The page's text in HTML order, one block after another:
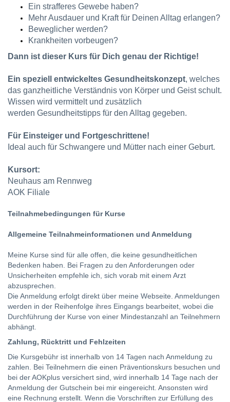
Ein strafferes Gewebe haben?
Mehr Ausdauer und Kraft für Deinen Alltag erlangen?
Beweglicher werden?
Krankheiten vorbeugen?
Dann ist dieser Kurs für Dich genau der Richtige!
Ein speziell entwickeltes Gesundheitskonzept, welches
das ganzheitliche Verständnis von Körper und Geist schult.
Wissen wird vermittelt und zusätzlich
werden Gesundheitstipps für den Alltag gegeben.
Für Einsteiger und Fortgeschrittene!
Ideal auch für Schwangere und Mütter nach einer Geburt.
Kursort:
Neuhaus am Rennweg
AOK Filiale
Teilnahmebedingungen für Kurse
Allgemeine Teilnahmeinformationen und Anmeldung
Meine Kurse sind für alle offen, die keine gesundheitlichen
Bedenken haben. Bei Fragen zu den Anforderungen oder
Unsicherheiten empfehle ich, sich vorab mit einem Arzt
abzusprechen.
Die Anmeldung erfolgt direkt über meine Webseite. Anmeldungen
werden in der Reihenfolge ihres Eingangs bearbeitet, wobei die
Durchführung der Kurse von einer Mindestanzahl an Teilnehmern
abhängt.
Zahlung, Rücktritt und Fehlzeiten
Die Kursgebühr ist innerhalb von 14 Tagen nach Anmeldung zu
zahlen. Bei Teilnehmern die einen Präventionskurs besuchen und
bei der AOKplus versichert sind, wird innerhalb 14 Tage nach der
Anmeldung der Gutschein bei mir eingereicht. Ansonsten wird
eine Rechnung erstellt. Wenn die Vorschriften zur Erfüllung des